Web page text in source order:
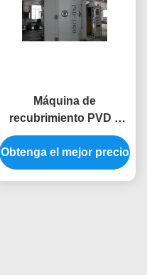
Máquina de
recubrimiento PVD a
baja temperatura con
múltiples colores
decorativos y fuente de
Obtenga el mejor precio